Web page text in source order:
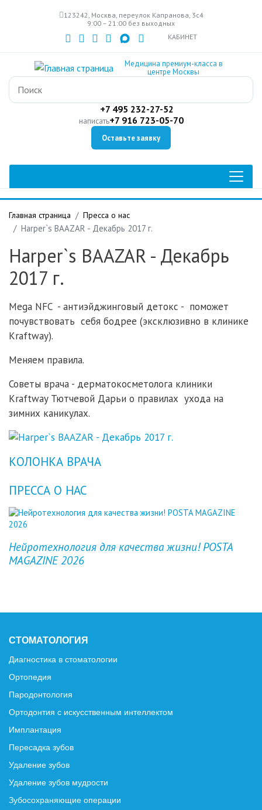
к
основному
содержанию
123242, Москва, переулок Капранова, 3с4
9:00 – 21:00 без выходных
КАБИНЕТ
Медицина премиум-класса в
центре Москвы
+7 495 232-27-52
написать+7 916 723-05-70
Оставьте заявку
Главная страница Пресса о нас
Harper`s BAAZAR - Декабрь 2017 г.
Harper`s BAAZAR - Декабрь
2017 г.
Mega NFC - антиэйджинговый детокс - поможет
почувствовать себя бодрее (эксклюзивно в клинике
Kraftway).
Меняем правила.
Советы врача - дерматокосметолога клиники
Kraftway Тютчевой Дарьи о правилах ухода на
зимних каникулах.
КОЛОНКА ВРАЧА
ПРЕССА О НАС
Нейротехнология для качества жизни! POSTA
MAGAZINE 2026
Previous
СТОМАТОЛОГИЯ
Диагностика в стоматологии
Ортопедия
Пародонтология
Ортодонтия с искусственным интеллектом
Имплантация
Пересадка зубов
Удаление зубов
Удаление зубов мудрости
Зубосохраняющие операции